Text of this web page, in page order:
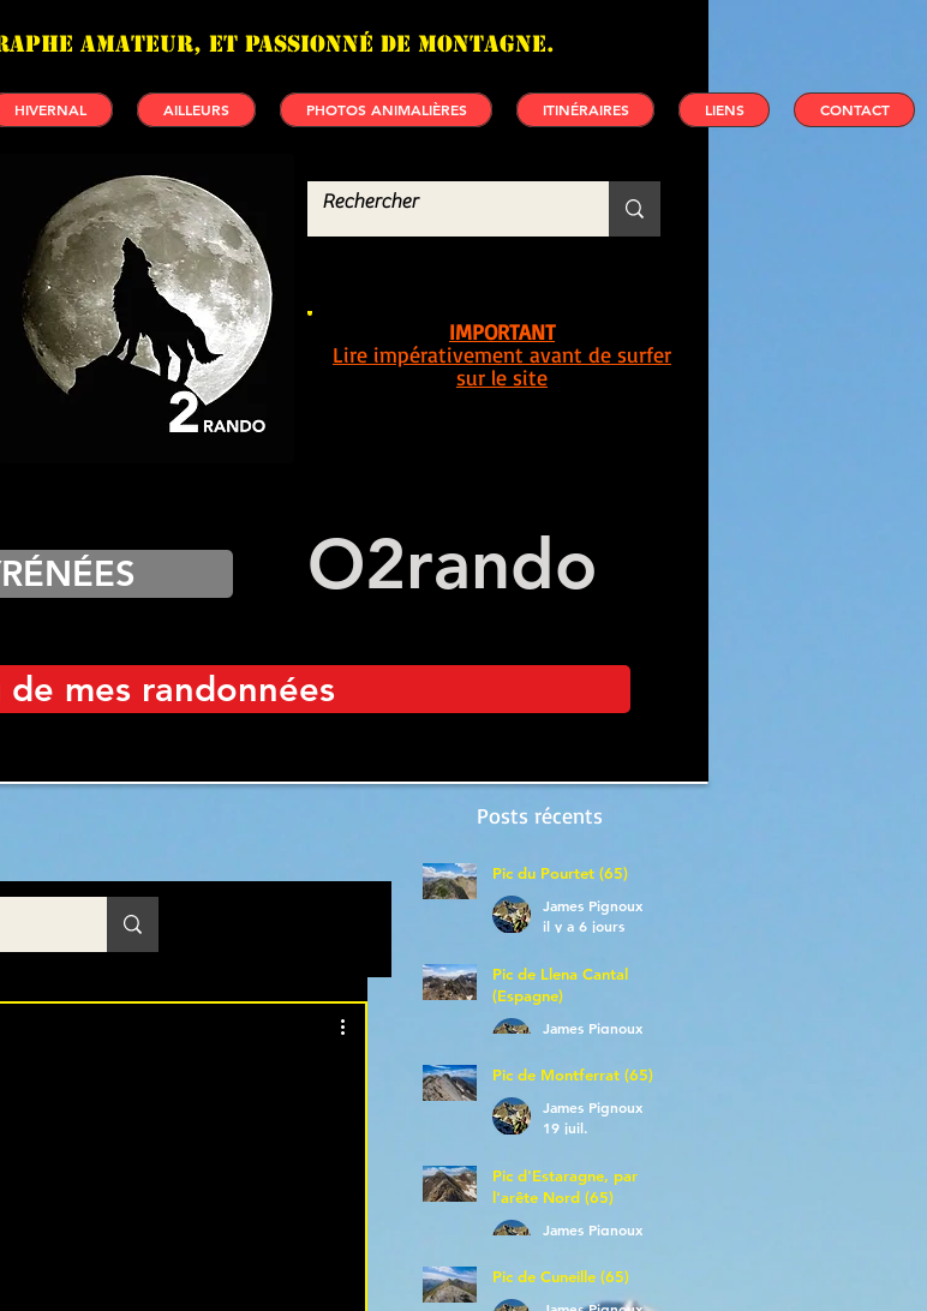
amateur, et passionné de montagne.
HIVERNAL AILLEURS PHOTOS ANIMALIÈRES ITINÉRAIRES LIENS CONTACT
IMPORTANT
Lire impérativement avant de surfer
sur le site
O2rando
de mes randonnées
Posts récents
Pic du Pourtet (65)
James Pignoux
il y a 6 jours
Pic de Llena Cantal
(Espagne)
James Pignoux
Pic de Montferrat (65)
James Pignoux
19 juil.
Pic d'Estaragne, par
l'arête Nord (65)
James Pignoux
Pic de Cuneille (65)